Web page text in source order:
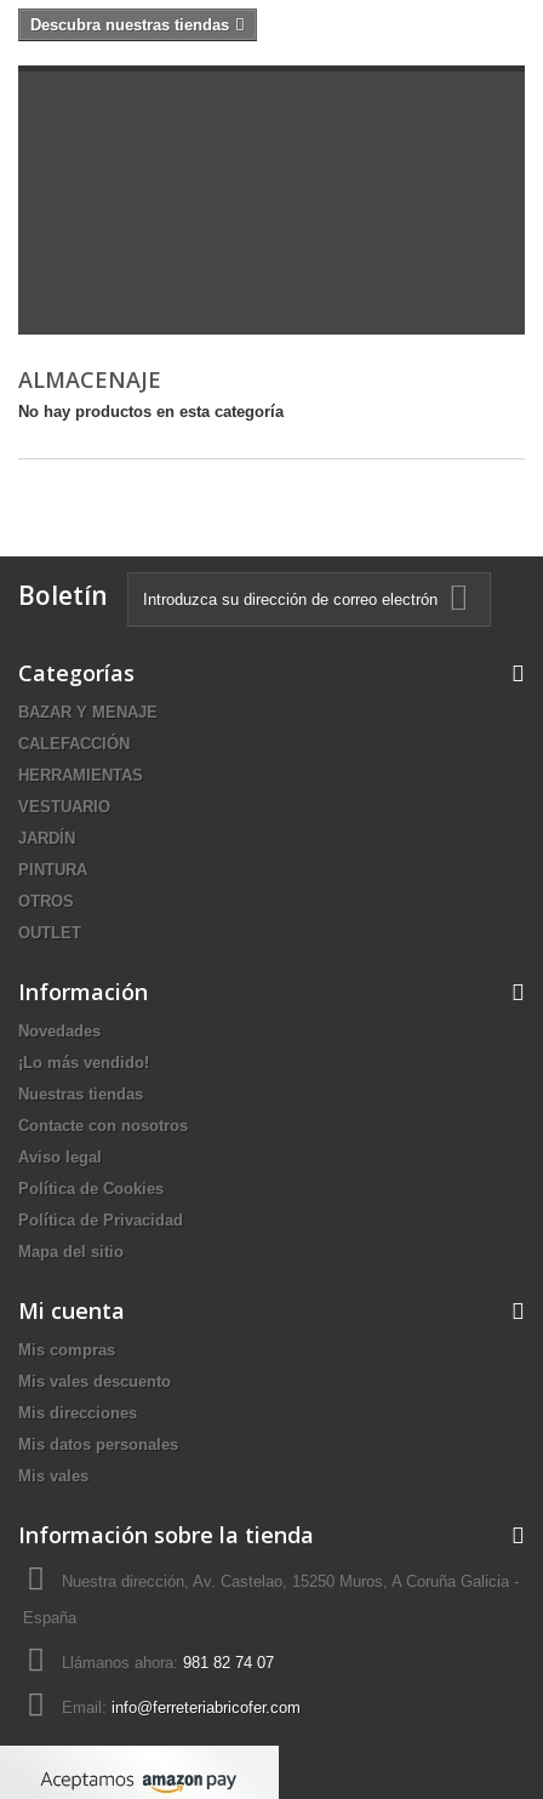
Descubra nuestras tiendas
ALMACENAJE
No hay productos en esta categoría
Boletín
Categorías
BAZAR Y MENAJE
CALEFACCIÓN
HERRAMIENTAS
VESTUARIO
JARDÍN
PINTURA
OTROS
OUTLET
Información
Novedades
¡Lo más vendido!
Nuestras tiendas
Contacte con nosotros
Aviso legal
Política de Cookies
Política de Privacidad
Mapa del sitio
Mi cuenta
Mis compras
Mis vales descuento
Mis direcciones
Mis datos personales
Mis vales
Información sobre la tienda
Nuestra dirección, Av. Castelao, 15250 Muros, A Coruña Galicia -
España
Llámanos ahora: 981 82 74 07
Email: info@ferreteriabricofer.com